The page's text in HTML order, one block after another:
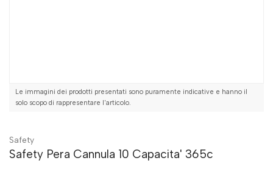
Le immagini dei prodotti presentati sono puramente indicative e hanno il
solo scopo di rappresentare l'articolo.
Safety
Safety Pera Cannula 10 Capacita' 365c